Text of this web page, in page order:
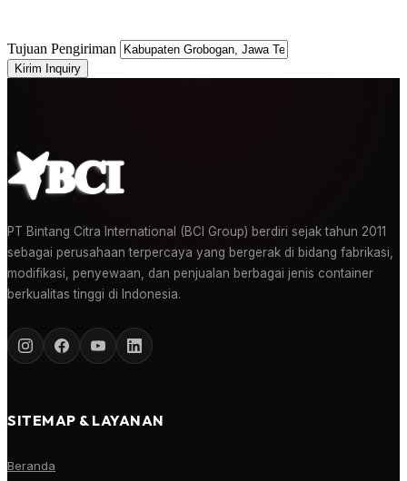
Tujuan Pengiriman
Kirim Inquiry
PT Bintang Citra International (BCI Group) berdiri sejak tahun 2011
sebagai perusahaan terpercaya yang bergerak di bidang fabrikasi,
modifikasi, penyewaan, dan penjualan berbagai jenis container
berkualitas tinggi di Indonesia.
SITEMAP & LAYANAN
Beranda